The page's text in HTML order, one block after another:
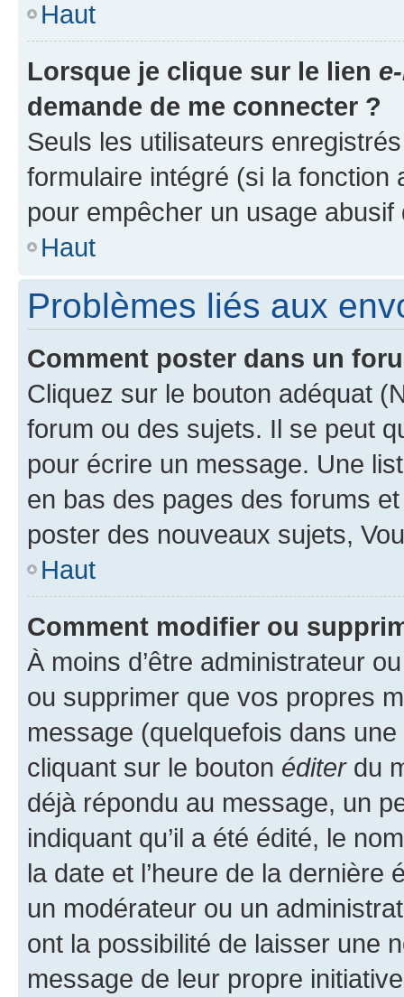
Haut
Lorsque je clique sur le lien
demande de me connecter ?
Seuls les utilisateurs
formulaire intégré (si la fonction
pour empêcher un usage
Haut
Problèmes liés aux
Comment poster dans un
Cliquez sur le bouton adéquat
forum ou des sujets. Il se peut
pour écrire un message. Une
en bas des pages des forums
poster des nouveaux sujets,
Haut
Comment modifier ou
À moins d’être administrateur
ou supprimer que vos propres
message (quelquefois dans
cliquant sur le bouton éditerdu
déjà répondu au message, un
indiquant qu’il a été édité, le
la date et l’heure de la dernière
un modérateur ou un
ont la possibilité de laisser une
message de leur propre